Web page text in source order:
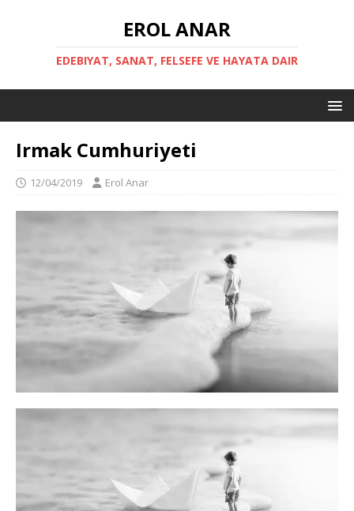
EROL ANAR
EDEBIYAT, SANAT, FELSEFE VE HAYATA DAIR
Irmak Cumhuriyeti
12/04/2019 Erol Anar